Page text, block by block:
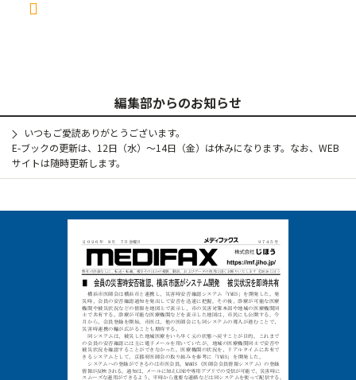
編集部からのお知らせ
いつもご愛読ありがとうございます。
E-ブックの更新は、12日（水）～14日（金）は休みになります。なお、WEB
サイトは随時更新します。